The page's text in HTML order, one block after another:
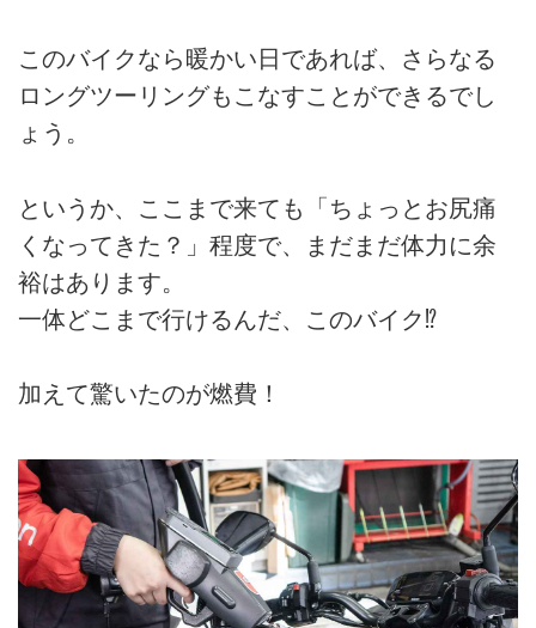
このバイクなら暖かい日であれば、さらなる
ロングツーリングもこなすことができるでし
ょう。
というか、ここまで来ても「ちょっとお尻痛
くなってきた？」程度で、まだまだ体力に余
裕はあります。
一体どこまで行けるんだ、このバイク⁉
加えて驚いたのが燃費！